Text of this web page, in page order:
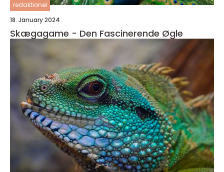
redaktionel
18. January 2024
Skægagame - Den Fascinerende Øgle